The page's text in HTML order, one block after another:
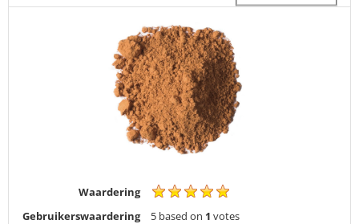
Waardering
Gebruikerswaardering
5based on 1 votes